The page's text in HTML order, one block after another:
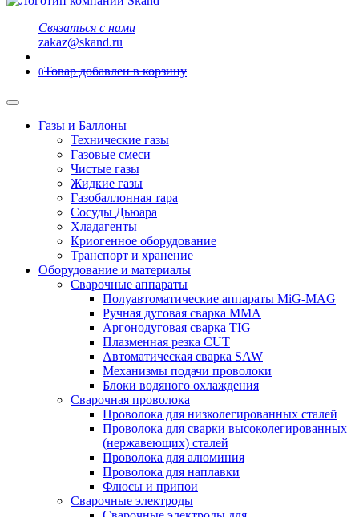
Связаться с нами
zakaz@skand.ru
0Товар добавлен в корзину
Газы и Баллоны
Технические газы
Газовые смеси
Чистые газы
Жидкие газы
Газобаллонная тара
Сосуды Дьюара
Хладагенты
Криогенное оборудование
Транспорт и хранение
Оборудование и материалы
Сварочные аппараты
Полуавтоматические аппараты MiG-MAG
Ручная дуговая сварка MMA
Аргонодуговая сварка TIG
Плазменная резка CUT
Автоматическая сварка SAW
Механизмы подачи проволоки
Блоки водяного охлаждения
Сварочная проволока
Проволока для низколегированных сталей
Проволока для сварки высоколегированных
(нержавеющих) сталей
Проволока для алюминия
Проволока для наплавки
Флюсы и припои
Сварочные электроды